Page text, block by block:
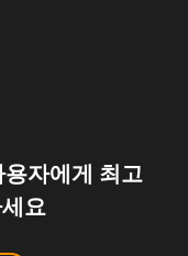
자에게 최고
요